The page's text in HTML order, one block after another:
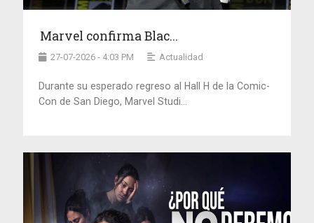
Marvel confirma Blac...
27-07-2026 - 4:03 PM Actualidad
Durante su esperado regreso al Hall H de la Comic-
Con de San Diego, Marvel Studi...